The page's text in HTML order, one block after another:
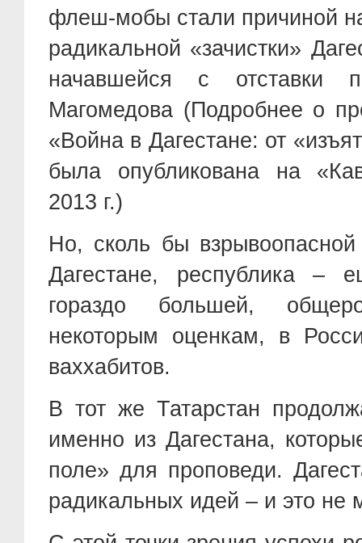
флеш-мобы стали причиной
радикальной «зачистки»
начавшейся с отставки
Магомедова (Подробнее о
«Война в Дагестане: от
была опубликована на
2013 г.)
Но, сколь бы
Дагестане, республика
гораздо большей,
некоторым оценкам, в
ваххабитов.
В тот же Татарстан
именно из Дагестана,
поле» для проповеди.
радикальных идей – и это не